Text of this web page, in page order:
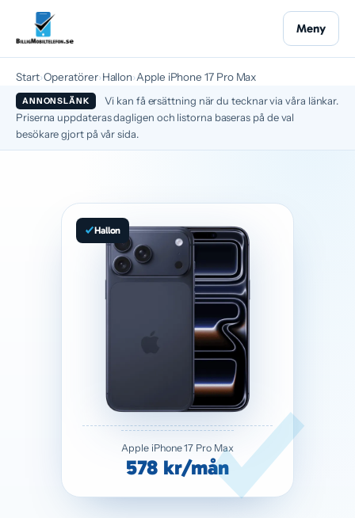
Meny
Start›Operatörer›Hallon›Apple iPhone 17 Pro Max
ANNONSLÄNK
Vi kan få ersättning när du tecknar via våra länkar.
Priserna uppdateras dagligen och listorna baseras på de val
besökare gjort på vår sida.
Hallon
Apple iPhone 17 Pro Max
578 kr/mån